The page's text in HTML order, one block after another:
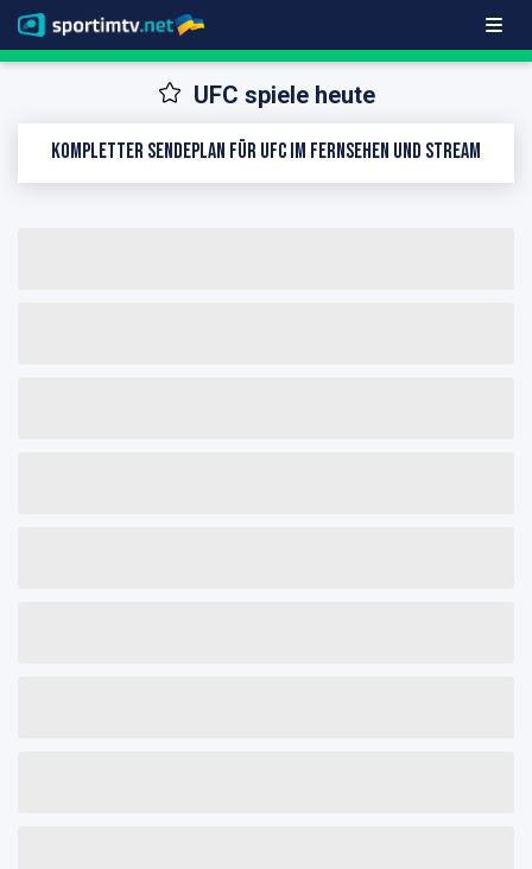
UFC spiele heute
Kompletter Sendeplan für UFC im Fernsehen und Stream